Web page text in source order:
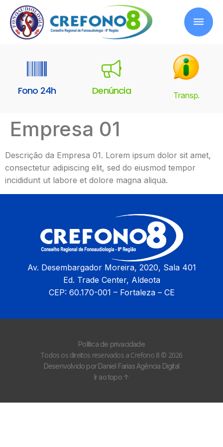
Fono 24h Denúncia Transp.
Empresa 01
Descrição da Empresa 01. Lorem ipsum dolor sit amet,
consectetur adipiscing elit, sed do eiusmod tempor
incididunt ut labore et dolore magna aliqua.
Av. Desembargador Moreira, 2020, Sala 401
Ed. Trade Center, Aldeota
CEP: 60.170-001 – Fortaleza – CE
Política de privacidade
Todos os direitos reservados a Crefono 8 © 2026
Desenvolvido por Daniel Farias Agência Digital
Ir ao topo ↑